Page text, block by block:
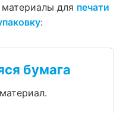
для печати
:
бумага